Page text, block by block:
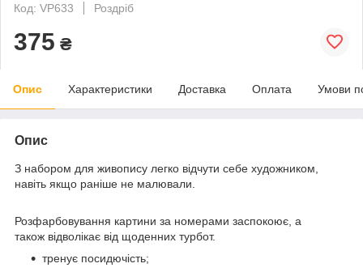
Код: VP633
Роздріб
375 ₴
Опис Характеристики Доставка Оплата Умови
Опис
З набором для живопису легко відчути себе художником,
навіть якщо раніше не малювали.
Розфарбовування картини за номерами заспокоює, а
також відволікає від щоденних турбот.
тренує посидючість;